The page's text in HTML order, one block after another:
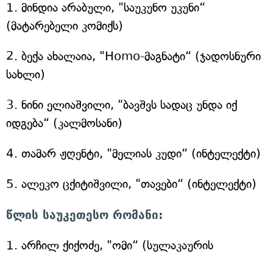
1. მინდია არაბული, "საუკუნო უკუნი“
(მატარებელი კომიქს)
2. ბექა ახალაია, "Homo-მაგნატი“ (ჯადოსნური
სახლი)
3. ნინი ელიაშვილი, "ბავშვს სადაც უნდა იქ
იდგება“ (კალმოსანი)
4. თამარ ჟღენტი, "მელიას კუდი“ (ინტელექტი)
5. ალეკო ცქიტიშვილი, "თავები“ (ინტელექტი)
წლის საუკეთესო რომანი:
1. არჩილ ქიქოძე, "ომი“ (სულაკაურის